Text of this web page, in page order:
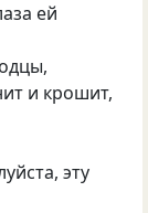
ей
и крошит,
эту